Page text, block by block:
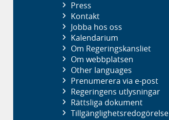
Press
Kontakt
Jobba hos oss
Kalendarium
Om Regeringskansliet
Om webbplatsen
Other languages
Prenumerera via e-post
Regeringens utlysningar
Rättsliga dokument
Tillgänglighetsredogörelse